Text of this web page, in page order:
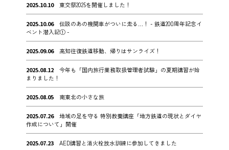
2025.10.10 東交祭2025を開催しました！
2025.10.06
伝説のあの機関車がついに走る…！ - 鉄道200周年記念イ
ベント潜入記① -
2025.09.06 高知往復鉄道移動、帰りはサンライズ！
2025.08.12
今年も「国内旅行業務取扱管理者試験」の夏期講習が始
まりました！
2025.08.05 南東北の小さな旅
2025.07.26
地域の足を守る 特別教養講座「地方鉄道の現状とダイヤ
作成について」開催
2025.07.23 AED講習と消火栓放水訓練に参加してきました